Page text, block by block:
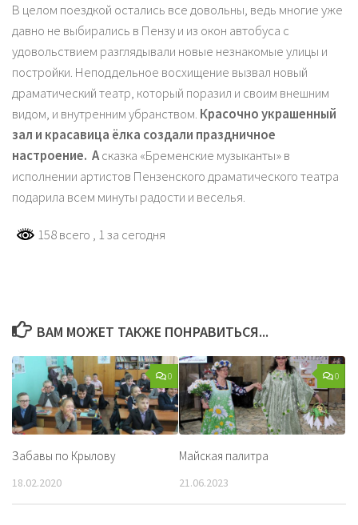
В целом поездкой остались все довольны, ведь многие уже
давно не выбирались в Пензу и из окон автобуса с
удовольствием разглядывали новые незнакомые улицы и
постройки. Неподдельное восхищение вызвал новый
драматический театр, который поразил и своим внешним
видом, и внутренним убранством. Красочно украшенный
зал и красавица ёлка создали праздничное
настроение. Асказка «Бременские музыканты» в
исполнении артистов Пензенского драматического театра
подарила всем минуты радости и веселья.
158 всего , 1 за сегодня
ВАМ МОЖЕТ ТАКЖЕ ПОНРАВИТЬСЯ...
0
Забавы по Крылову
18.02.2020
0
Майская палитра
21.06.2023